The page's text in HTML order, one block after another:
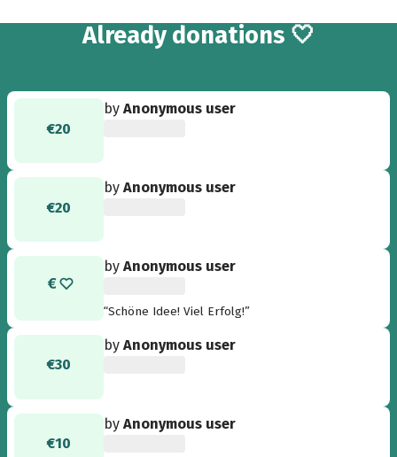
Already 12
donations 🤍
€20
byAnonymous user
€20
byAnonymous user
byAnonymous user
“Schöne Idee! Viel Erfolg!”
€30
byAnonymous user
€10
byAnonymous user